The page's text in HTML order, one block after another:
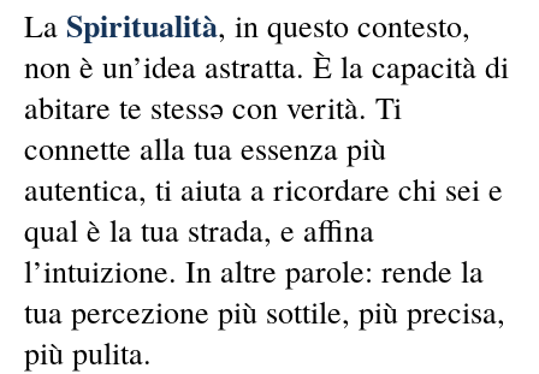
La Spiritualità, in questo contesto,
non è un’idea astratta. È la capacità di
abitare te stessə con verità. Ti
connette alla tua essenza più
autentica, ti aiuta a ricordare chi sei e
qual è la tua strada, e affina
l’intuizione. In altre parole: rende la
tua percezione più sottile, più precisa,
più pulita.